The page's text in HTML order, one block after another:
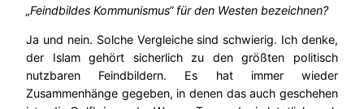
„Feindbildes Kommunismus“ für den Westen bezeichnen?
Ja und nein. Solche Vergleiche sind schwierig. Ich denke,
der Islam gehört sicherlich zu den größten politisch
nutzbaren Feindbildern. Es hat immer wieder
Zusammenhänge gegeben, in denen das auch geschehen